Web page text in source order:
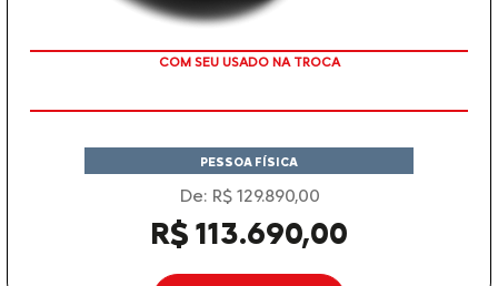
COM SEU USADO NA TROCA
PESSOA FÍSICA
De: R$ 129.890,00
R$ 113.690,00